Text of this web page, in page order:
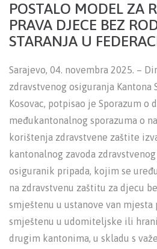
POSTALO MODEL ZA
PRAVA DJECE BEZ
STARANJA U
Sarajevo, 04. novembra 2025. –
zdravstvenog osiguranja Kantona
Kosovac, potpisao je Sporazum o
međukantonalnog sporazuma o
korištenja zdravstvene zaštite
kantonalnog zavoda
osiguranik pripada, kojim se
na zdravstvenu zaštitu za djecu
smještenu u ustanove van
smještenu u udomiteljske ili
drugim kantonima, u skladu s